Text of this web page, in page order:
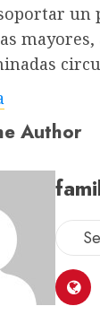
un
Author